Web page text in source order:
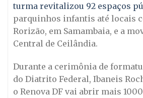
turma revitalizou 92 espaços
parquinhos infantis até locais
Rorizão, em Samambaia, e a
Central de Ceilândia.
Durante a cerimônia de
do Diatrito Federal, Ibaneis
o Renova DF vai abrir mais